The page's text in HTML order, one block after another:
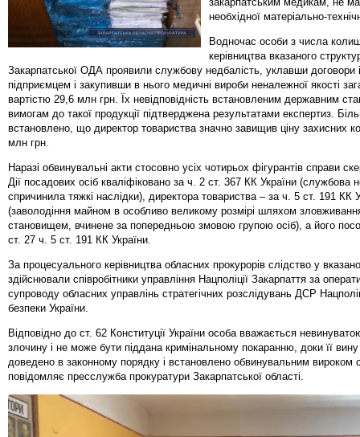
необхідної матеріально-
Водночас особи з числа
керівництва вказаного
Закарпатської ОДА проявили службову недбалість, уклавши договори
підприємцем і закупивши в нього медичні вироби неналежної якості
вартістю 29,6 млн грн. Їх невідповідність встановленим державним
вимогам до такої продукції підтверджена результатами експертиз.
встановлено, що директор товариства значно завищив ціну захисних
млн грн.
Наразі обвинувальні акти стосовно усіх чотирьох фігурантів справи
Дії посадових осіб кваліфіковано за ч. 2 ст. 367 КК України (службова
спричинила тяжкі наслідки), директора товариства – за ч. 5 ст. 191 КК
(заволодіння майном в особливо великому розмірі шляхом
становищем, вчинене за попередньою змовою групою осіб), а його
ст. 27 ч. 5 ст. 191 КК України.
За процесуального керівництва обласних прокурорів слідство у
здійснювали співробітники управління Нацполіції Закарпаття за
супроводу обласних управлінь стратегічних розслідувань ДСР
безпеки України.
Відповідно до ст. 62 Конституції України особа вважається
злочину і не може бути піддана кримінальному покаранню, доки її
доведено в законному порядку і встановлено обвинувальним вироком
повідомляє пресслужба прокуратури Закарпатської області.